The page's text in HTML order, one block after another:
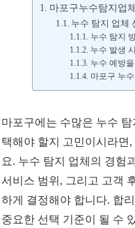
마포구누수탐지업
누수 탐지 업체
누수 탐지
누수 발생
누수 예방
마포구 누
마포구에는 수많은 누수
택해야 할지 고민이시라면
요. 누수 탐지 업체의 경험
서비스 범위, 그리고 고객
하게 결정해야 합니다. 합
중요한 선택 기준이 될 수